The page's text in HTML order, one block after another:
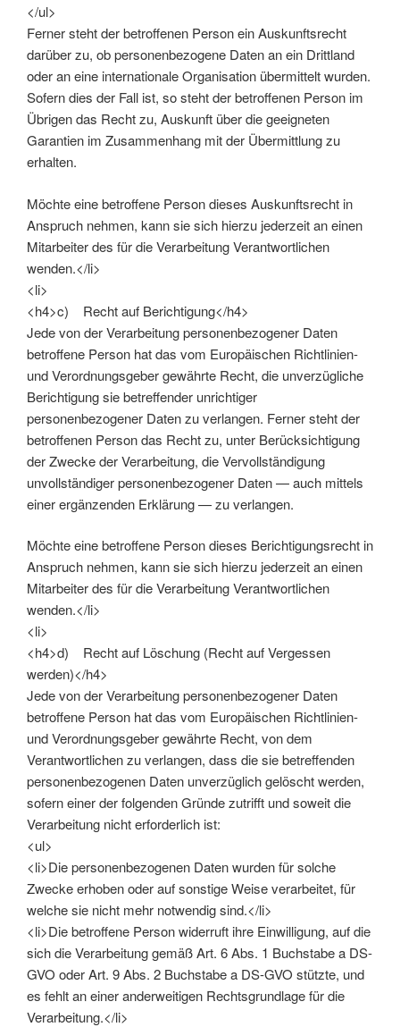
</ul>
Ferner steht der betroffenen Person ein Auskunftsrecht
darüber zu, ob personenbezogene Daten an ein Drittland
oder an eine internationale Organisation übermittelt wurden.
Sofern dies der Fall ist, so steht der betroffenen Person im
Übrigen das Recht zu, Auskunft über die geeigneten
Garantien im Zusammenhang mit der Übermittlung zu
erhalten.
Möchte eine betroffene Person dieses Auskunftsrecht in
Anspruch nehmen, kann sie sich hierzu jederzeit an einen
Mitarbeiter des für die Verarbeitung Verantwortlichen
wenden.</li>
<li>
<h4>c) Recht auf Berichtigung</h4>
Jede von der Verarbeitung personenbezogener Daten
betroffene Person hat das vom Europäischen Richtlinien-
und Verordnungsgeber gewährte Recht, die unverzügliche
Berichtigung sie betreffender unrichtiger
personenbezogener Daten zu verlangen. Ferner steht der
betroffenen Person das Recht zu, unter Berücksichtigung
der Zwecke der Verarbeitung, die Vervollständigung
unvollständiger personenbezogener Daten — auch mittels
einer ergänzenden Erklärung — zu verlangen.
Möchte eine betroffene Person dieses Berichtigungsrecht in
Anspruch nehmen, kann sie sich hierzu jederzeit an einen
Mitarbeiter des für die Verarbeitung Verantwortlichen
wenden.</li>
<li>
<h4>d) Recht auf Löschung (Recht auf Vergessen
werden)</h4>
Jede von der Verarbeitung personenbezogener Daten
betroffene Person hat das vom Europäischen Richtlinien-
und Verordnungsgeber gewährte Recht, von dem
Verantwortlichen zu verlangen, dass die sie betreffenden
personenbezogenen Daten unverzüglich gelöscht werden,
sofern einer der folgenden Gründe zutrifft und soweit die
Verarbeitung nicht erforderlich ist:
<ul>
<li>Die personenbezogenen Daten wurden für solche
Zwecke erhoben oder auf sonstige Weise verarbeitet, für
welche sie nicht mehr notwendig sind.</li>
<li>Die betroffene Person widerruft ihre Einwilligung, auf die
sich die Verarbeitung gemäß Art. 6 Abs. 1 Buchstabe a DS-
GVO oder Art. 9 Abs. 2 Buchstabe a DS-GVO stützte, und
es fehlt an einer anderweitigen Rechtsgrundlage für die
Verarbeitung.</li>